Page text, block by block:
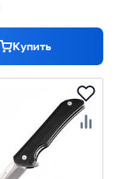
Купить